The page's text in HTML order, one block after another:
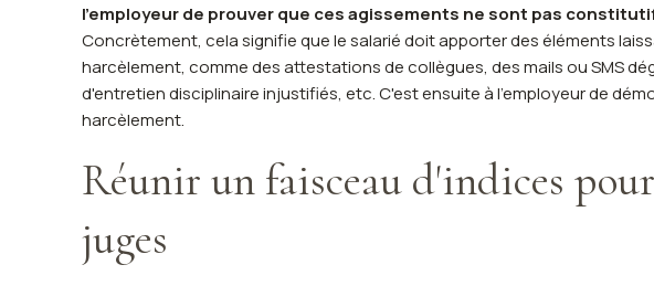
l'employeur de prouver que ces agissements ne sont pas
Concrètement, cela signifie que le salarié doit apporter des éléments
harcèlement, comme des attestations de collègues, des mails ou SMS
d'entretien disciplinaire injustifiés, etc. C'est ensuite à l'employeur de
harcèlement.
Réunir un faisceau d'indices
juges